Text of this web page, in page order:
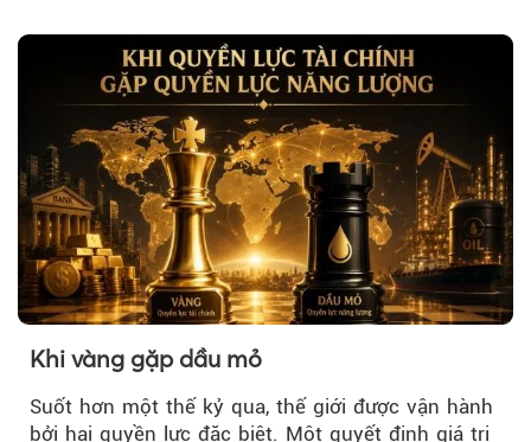
Khi vàng gặp dầu mỏ
Suốt hơn một thế kỷ qua, thế giới được vận hành
bởi hai quyền lực đặc biệt. Một quyết định giá trị